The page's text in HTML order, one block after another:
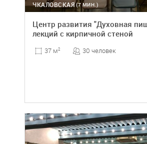
(7 МИН.)
ЧКАЛОВСКАЯ
Центр развития "Духовная
лекций с кирпичной стеной
37 м2 30 человек